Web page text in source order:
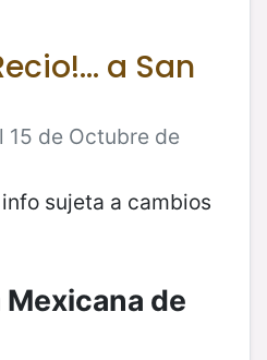
a San
15 de Octubre de
sujeta a cambios
de